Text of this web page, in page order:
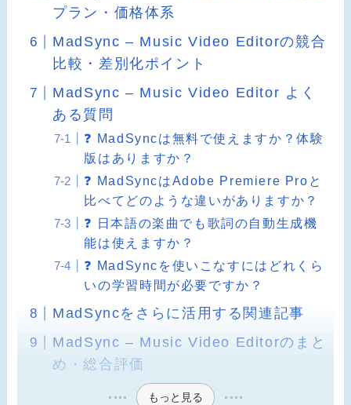
プラン・価格体系
MadSync – Music Video Editorの競合
比較・差別化ポイント
MadSync – Music Video Editor よく
ある質問
❓ MadSyncは無料で使えますか？体験
版はありますか？
❓ MadSyncはAdobe Premiere Proと
比べてどのような違いがありますか？
❓ 日本語の楽曲でも歌詞の自動生成機
能は使えますか？
❓ MadSyncを使いこなすにはどれくら
いの学習時間が必要ですか？
MadSyncをさらに活用する関連記事
MadSync – Music Video Editorのまと
め・総合評価
もっと見る